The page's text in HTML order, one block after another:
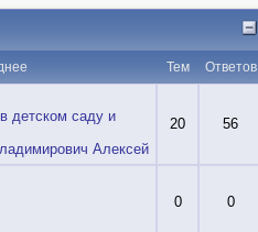
Тем Ответов
детском саду и
Алексей
20 56
0 0